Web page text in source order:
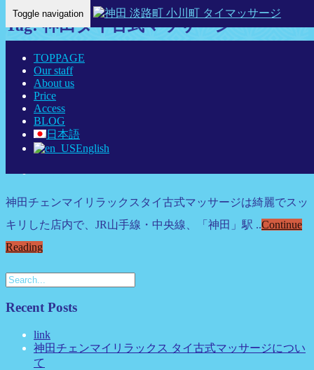
Toggle navigation
TOPPAGE
Our staff
About us
Price
Access
BLOG
日本語
English
Tag: 神田タイ古式マッサージ
Home Eng- 神田タイ古式マッサージ
神田チェンマイリラックス タイ古式マ
ッサージについて
cgmrelax
2015年12月1日
神田タイマッサージ
神田チェンマイリラックスタイ古式マッサージは綺麗でスッ
キリした店内で、JR山手線・中央線、「神田」駅 ..Continue
Reading
Recent Posts
link
神田チェンマイリラックス タイ古式マッサージについ
て